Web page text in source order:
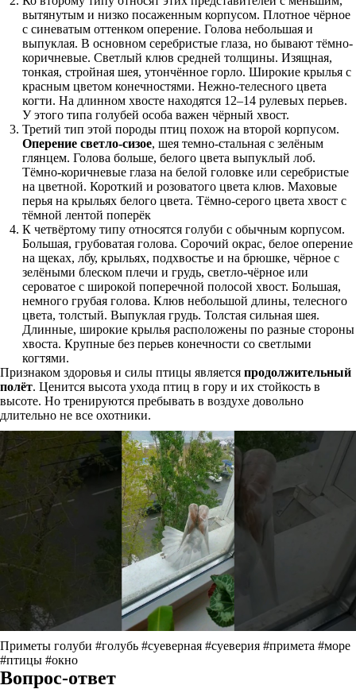
вытянутым и низко посаженным корпусом. Плотное чёрное
с синеватым оттенком оперение. Голова небольшая и
выпуклая. В основном серебристые глаза, но бывают тёмно-
коричневые. Светлый клюв средней толщины. Изящная,
тонкая, стройная шея, утончённое горло. Широкие крылья с
красным цветом конечностями. Нежно-телесного цвета
когти. На длинном хвосте находятся 12–14 рулевых перьев.
У этого типа голубей особа важен чёрный хвост.
Третий тип этой породы птиц похож на второй корпусом.
Оперение светло-сизое, шея темно-стальная с зелёным
глянцем. Голова больше, белого цвета выпуклый лоб.
Тёмно-коричневые глаза на белой головке или серебристые
на цветной. Короткий и розоватого цвета клюв. Маховые
перья на крыльях белого цвета. Тёмно-серого цвета хвост с
тёмной лентой поперёк
К четвёртому типу относятся голуби с обычным корпусом.
Большая, грубоватая голова. Сорочий окрас, белое оперение
на щеках, лбу, крыльях, подхвостье и на брюшке, чёрное с
зелёными блеском плечи и грудь, светло-чёрное или
сероватое с широкой поперечной полосой хвост. Большая,
немного грубая голова. Клюв небольшой длины, телесного
цвета, толстый. Выпуклая грудь. Толстая сильная шея.
Длинные, широкие крылья расположены по разные стороны
хвоста. Крупные без перьев конечности со светлыми
когтями.
Признаком здоровья и силы птицы является продолжительный
полёт. Ценится высота ухода птиц в гору и их стойкость в
высоте. Но тренируются пребывать в воздухе довольно
длительно не все охотники.
Приметы голуби #голубь #суеверная #суеверия #примета #море
#птицы #окно
Вопрос-ответ